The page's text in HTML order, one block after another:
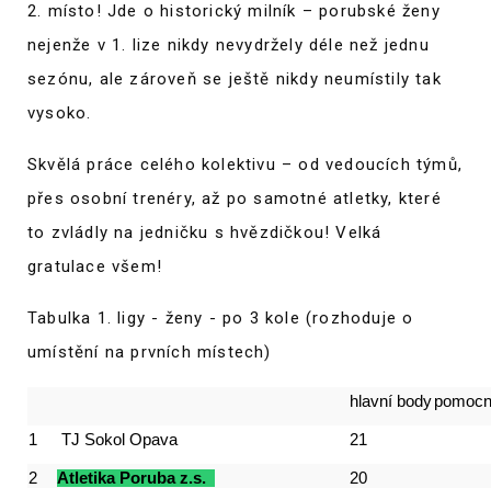
2. místo! Jde o historický milník – porubské ženy
nejenže v 1. lize nikdy nevydržely déle než jednu
sezónu, ale zároveň se ještě nikdy neumístily tak
vysoko.
Skvělá práce celého kolektivu – od vedoucích týmů,
přes osobní trenéry, až po samotné atletky, které
to zvládly na jedničku s hvězdičkou! Velká
gratulace všem!
Tabulka 1. ligy - ženy - po 3 kole (rozhoduje o
umístění na prvních místech)
hlavní body
1 TJ Sokol Opava 21
2 Atletika Poruba z.s. 20